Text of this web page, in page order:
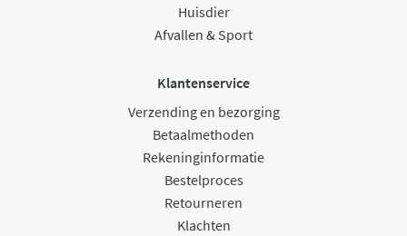
Huisdier
Afvallen & Sport
Klantenservice
Verzending en bezorging
Betaalmethoden
Rekeninginformatie
Bestelproces
Retourneren
Klachten